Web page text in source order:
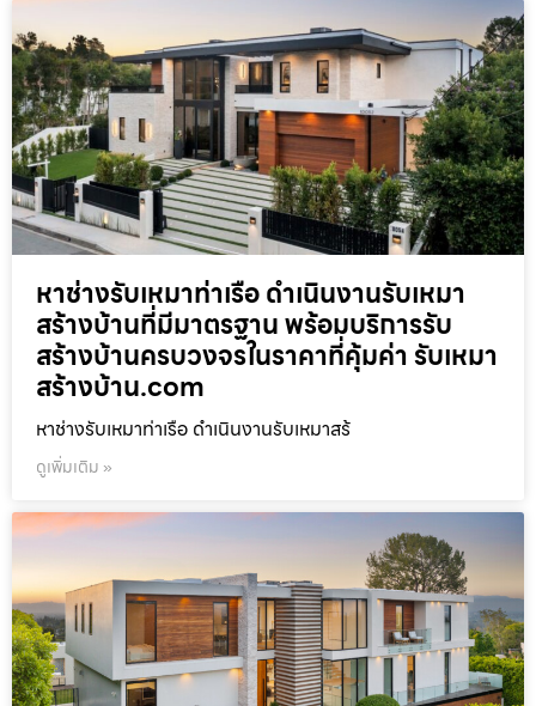
หาช่างรับเหมาท่าเรือ ดำเนินงานรับเหมา
สร้างบ้านที่มีมาตรฐาน พร้อมบริการรับ
สร้างบ้านครบวงจรในราคาที่คุ้มค่า รับเหมา
สร้างบ้าน.com
หาช่างรับเหมาท่าเรือ ดำเนินงานรับเหมาสร้
ดูเพิ่มเติม »